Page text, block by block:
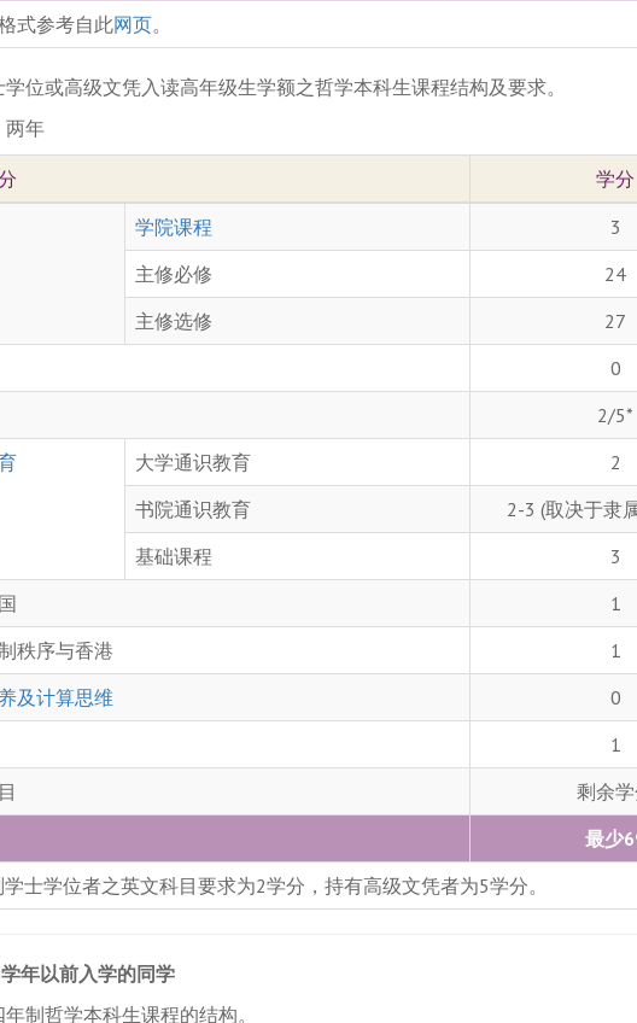
式参考自此网页。
位或高级文凭入读高年级生学额之哲学本科生课程结构及要求。
两年
学分
学院课程
3
主修必修
24
主修选修
27
0
2/5*
大学通识教育
2
书院通识教育
2-3 (取决于隶
基础课程
3
1
秩序与香港
1
及计算思维
0
1
剩余
最少
士学位者之英文科目要求为2学分，持有高级文凭者为5学分。
年以前入学的同学
制哲学本科生课程的结构。